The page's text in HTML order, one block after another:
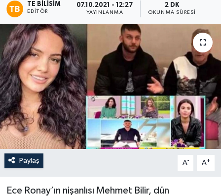
TE BILISIM
EDITÖR
07.10.2021 - 12:27
YAYINLANMA
2 DK
OKUNMA SÜRESI
Paylaş A- A+
Ece Ronay’ın nişanlısı Mehmet Bilir, dün